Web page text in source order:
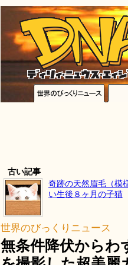
古い記事
奇跡の天然眉毛（模
い生後８ヶ月の子猫
世界のびっくりニュース
無条件降伏からわ